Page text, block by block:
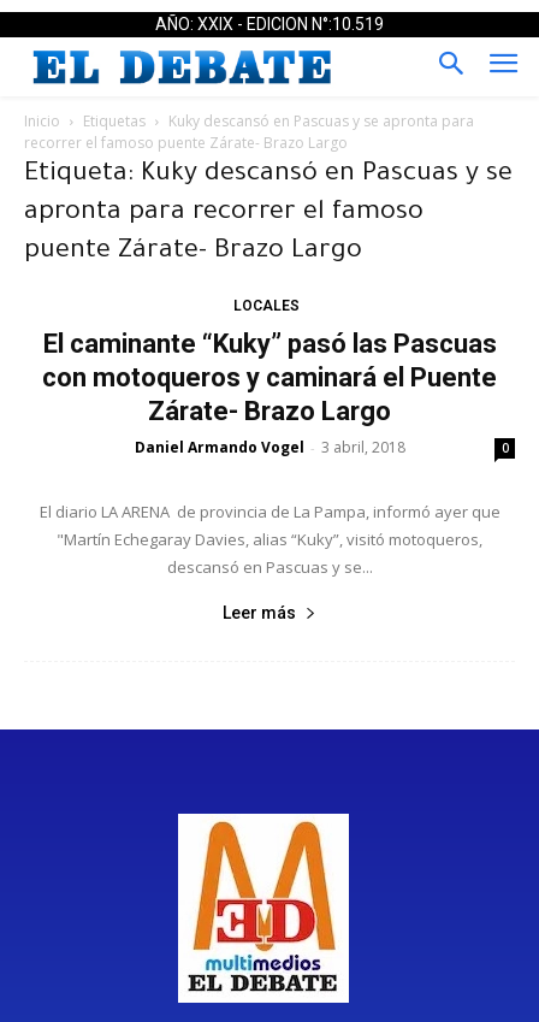
AÑO: XXIX - EDICION N°:10.519
Inicio Etiquetas
Kuky descansó en Pascuas y se apronta para
recorrer el famoso puente Zárate- Brazo Largo
Etiqueta: Kuky descansó en Pascuas y se
apronta para recorrer el famoso
puente Zárate- Brazo Largo
LOCALES
El caminante “Kuky” pasó las Pascuas
con motoqueros y caminará el Puente
Zárate- Brazo Largo
Daniel Armando Vogel - 3 abril, 2018 0
El diario LA ARENA de provincia de La Pampa, informó ayer que
"Martín Echegaray Davies, alias “Kuky”, visitó motoqueros,
descansó en Pascuas y se...
Leer más